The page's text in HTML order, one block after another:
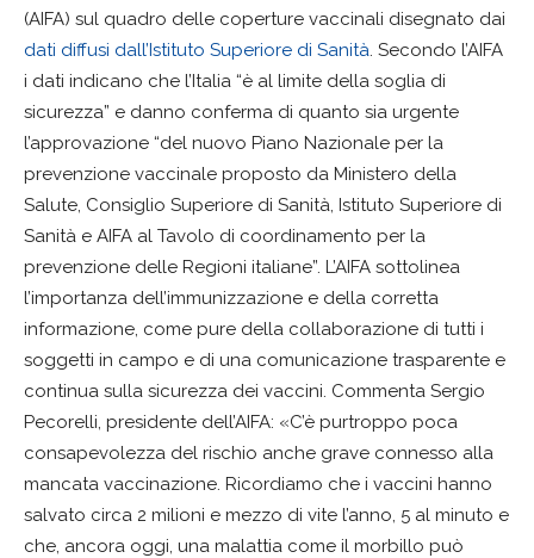
(AIFA) sul quadro delle coperture vaccinali disegnato dai
dati diffusi dall’Istituto Superiore di Sanità. Secondo l’AIFA
i dati indicano che l’Italia “è al limite della soglia di
sicurezza” e danno conferma di quanto sia urgente
l’approvazione “del nuovo Piano Nazionale per la
prevenzione vaccinale proposto da Ministero della
Salute, Consiglio Superiore di Sanità, Istituto Superiore di
Sanità e AIFA al Tavolo di coordinamento per la
prevenzione delle Regioni italiane”. L’AIFA sottolinea
l’importanza dell’immunizzazione e della corretta
informazione, come pure della collaborazione di tutti i
soggetti in campo e di una comunicazione trasparente e
continua sulla sicurezza dei vaccini. Commenta Sergio
Pecorelli, presidente dell’AIFA: «C’è purtroppo poca
consapevolezza del rischio anche grave connesso alla
mancata vaccinazione. Ricordiamo che i vaccini hanno
salvato circa 2 milioni e mezzo di vite l’anno, 5 al minuto e
che, ancora oggi, una malattia come il morbillo può